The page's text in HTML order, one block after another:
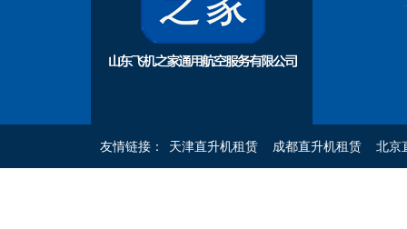
友情链接： 天津直升机租赁 成都直升机租赁 北京